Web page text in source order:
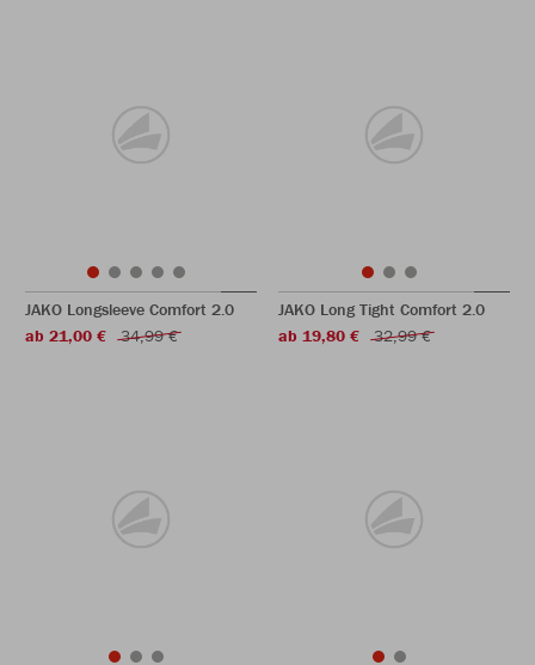
JAKO Longsleeve Comfort 2.0
ab 21,00 €
34,99 €
JAKO Long Tight Comfort 2.0
ab 19,80 €
32,99 €